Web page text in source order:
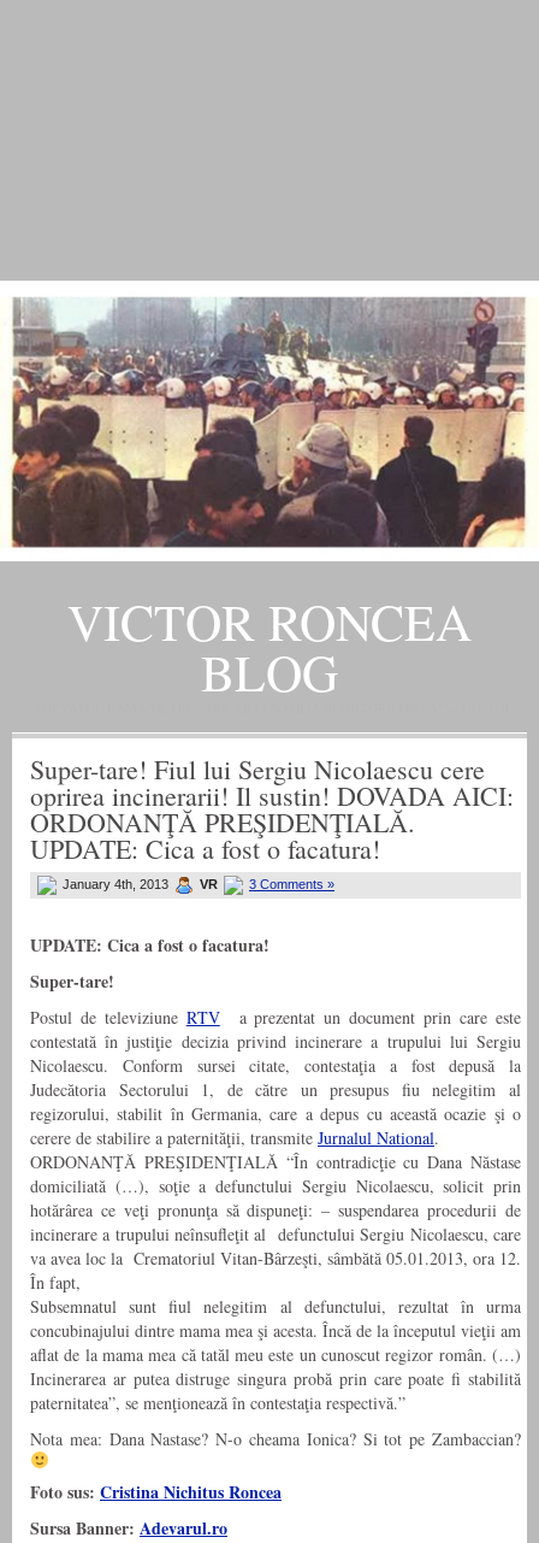
VICTOR RONCEA
BLOG
Super-tare! Fiul lui Sergiu Nicolaescu cere
oprirea incinerarii! Il sustin! DOVADA AICI:
ORDONANŢĂ PREŞIDENŢIALĂ.
UPDATE: Cica a fost o facatura!
January 4th, 2013 VR 3 Comments »
UPDATE: Cica a fost o facatura!
Super-tare!
Postul de televiziune RTVa prezentat un document prin care este
contestată în justiţie decizia privind incinerare a trupului lui Sergiu
Nicolaescu. Conform sursei citate, contestaţia a fost depusă la
Judecătoria Sectorului 1, de către un presupus fiu nelegitim al
regizorului, stabilit în Germania, care a depus cu această ocazie şi o
cerere de stabilire a paternităţii, transmite Jurnalul National.
ORDONANŢĂ PREŞIDENŢIALĂ “În contradicţie cu Dana Năstase
domiciliată (…), soţie a defunctului Sergiu Nicolaescu, solicit prin
hotărârea ce veţi pronunţa să dispuneţi: – suspendarea procedurii de
incinerare a trupului neînsufleţit al defunctului Sergiu Nicolaescu, care
va avea loc la Crematoriul Vitan-Bârzeşti, sâmbătă 05.01.2013, ora 12.
În fapt,
Subsemnatul sunt fiul nelegitim al defunctului, rezultat în urma
concubinajului dintre mama mea şi acesta. Încă de la începutul vieţii am
aflat de la mama mea că tatăl meu este un cunoscut regizor român. (…)
Incinerarea ar putea distruge singura probă prin care poate fi stabilită
paternitatea”, se menţionează în contestaţia respectivă.”
Nota mea: Dana Nastase? N-o cheama Ionica? Si tot pe Zambaccian?
Foto sus: Cristina Nichitus Roncea
Sursa Banner: Adevarul.ro